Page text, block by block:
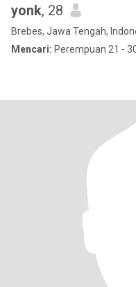
yonk, 28
Brebes, Jawa Tengah,
Mencari: Perempuan 21 -